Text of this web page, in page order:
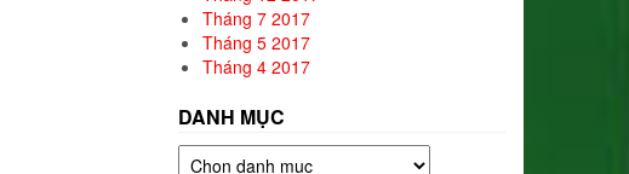
Tháng 7 2017
Tháng 5 2017
Tháng 4 2017
DANH MỤC
Danh